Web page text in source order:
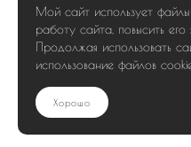
Мой сайт использует
работу сайта, повысить его
Продолжая использовать
использование файлов
Хорошо